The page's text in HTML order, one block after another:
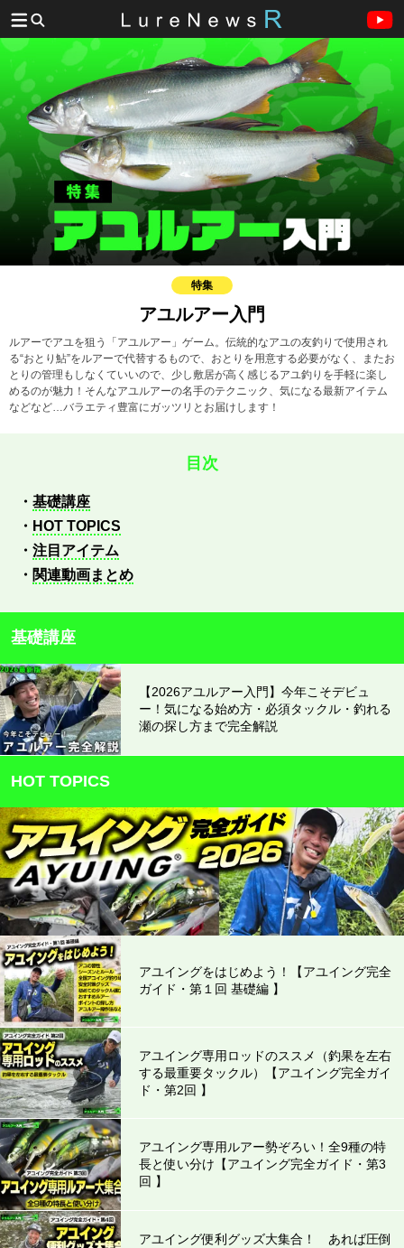
特集
アユルアー入門
ルアーでアユを狙う「アユルアー」ゲーム。伝統的なアユの友釣りで使用され
る“おとり鮎”をルアーで代替するもので、おとりを用意する必要がなく、またお
とりの管理もしなくていいので、少し敷居が高く感じるアユ釣りを手軽に楽し
めるのが魅力！そんなアユルアーの名手のテクニック、気になる最新アイテム
などなど…バラエティ豊富にガッツリとお届けします！
目次
基礎講座
HOT TOPICS
注目アイテム
関連動画まとめ
基礎講座
【2026アユルアー入門】今年こそデビュ
ー！気になる始め方・必須タックル・釣れる
瀬の探し方まで完全解説
HOT TOPICS
アユイングをはじめよう！【アユイング完全
ガイド・第１回 基礎編 】
アユイング専用ロッドのススメ（釣果を左右
する最重要タックル）【アユイング完全ガイ
ド・第2回 】
アユイング専用ルアー勢ぞろい！全9種の特
長と使い分け【アユイング完全ガイド・第3
回 】
アユイング便利グッズ大集合！ あれば圧倒